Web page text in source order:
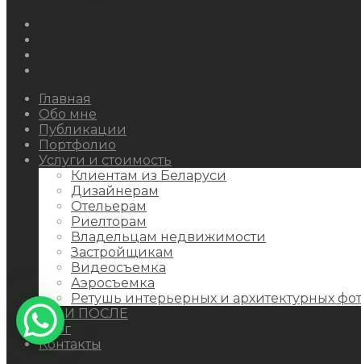
Главная
Обо мне
Публикации
Портфолио
Услуги и стоимость
Клиентам из Беларуси
Дизайнерам
Отельерам
Риелторам
Владельцам недвижимости
Застройщикам
Видеосъемка
Аэросъемка
Ретушь интерьерных и архитектурных
ДО И ПОСЛЕ
Блог
Контакты